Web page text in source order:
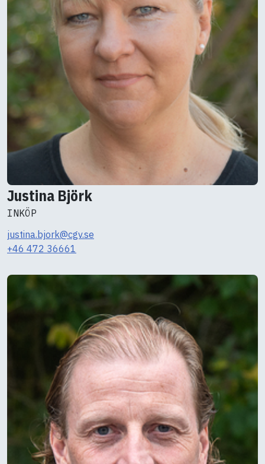
Justina Björk
INKÖP
justina.bjork@cgv.se
+46 472 36661